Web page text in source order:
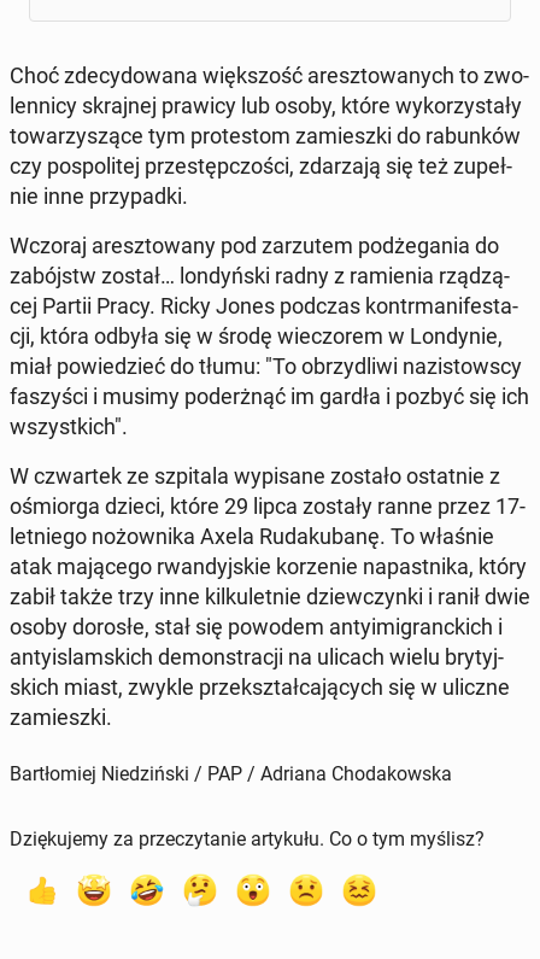
Choć zde­cy­do­wa­na więk­szość aresz­to­wa­nych to zwo­
len­ni­cy skraj­nej prawicy lub osoby, które wy­ko­rzy­sta­ły
to­wa­rzy­szą­ce tym pro­te­stom za­miesz­ki do ra­bun­ków
czy po­spo­li­tej prze­stęp­czo­ści, zda­rza­ją się też zu­peł­
nie inne przy­pad­ki.
Wczoraj aresz­to­wa­ny pod za­rzu­tem pod­że­ga­nia do
za­bójstw został… lon­dyń­ski radny z ra­mie­nia rzą­dzą­
cej Partii Pracy. Ricky Jones podczas kontr­ma­ni­fe­sta­
cji, która odbyła się w środę wie­czo­rem w Lon­dy­nie,
miał po­wie­dzieć do tłumu: "To obrzy­dli­wi na­zi­stow­scy
fa­szy­ści i musimy po­de­rżnąć im gardła i pozbyć się ich
wszyst­kich".
W czwar­tek ze szpi­ta­la wy­pi­sa­ne zostało ostat­nie z
ośmior­ga dzieci, które 29 lipca zostały ranne przez 17-
let­nie­go no­żow­ni­ka Axela Ru­da­ku­ba­nę. To właśnie
atak ma­ją­ce­go rwan­dyj­skie ko­rze­nie na­past­ni­ka, który
zabił także trzy inne kil­ku­let­nie dziew­czyn­ki i ranił dwie
osoby dorosłe, stał się powodem an­ty­imi­granc­kich i
an­ty­islam­skich de­mon­stra­cji na ulicach wielu bry­tyj­
skich miast, zwykle prze­kształ­ca­ją­cych się w uliczne
za­miesz­ki.
Bartłomiej Niedziński / PAP / Adriana Chodakowska
Dziękujemy za przeczytanie artykułu. Co o tym myślisz?